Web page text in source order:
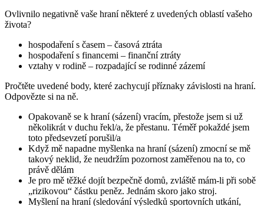
Ovlivnilo negativně vaše hraní některé z uvedených oblastí vašeho
života?
hospodaření s časem – časová ztráta
hospodaření s financemi – finanční ztráty
vztahy v rodině – rozpadající se rodinné zázemí
Pročtěte uvedené body, které zachycují příznaky závislosti na hraní.
Odpovězte si na ně.
Opakovaně se k hraní (sázení) vracím, přestože jsem si už
několikrát v duchu řekl/a, že přestanu. Téměř pokaždé jsem
toto předsevzetí porušil/a
Když mě napadne myšlenka na hraní (sázení) zmocní se mě
takový neklid, že neudržím pozornost zaměřenou na to, co
právě dělám
Je pro mě těžké dojít bezpečně domů, zvláště mám-li při sobě
„rizikovou“ částku peněz. Jednám skoro jako stroj.
Myšlení na hraní (sledování výsledků sportovních utkání,